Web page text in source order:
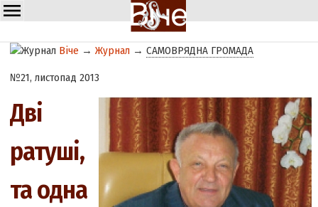
Віче →Журнал →САМОВРЯДНА ГРОМАДА
№21, листопад 2013
Дві
ратуші,
та одна